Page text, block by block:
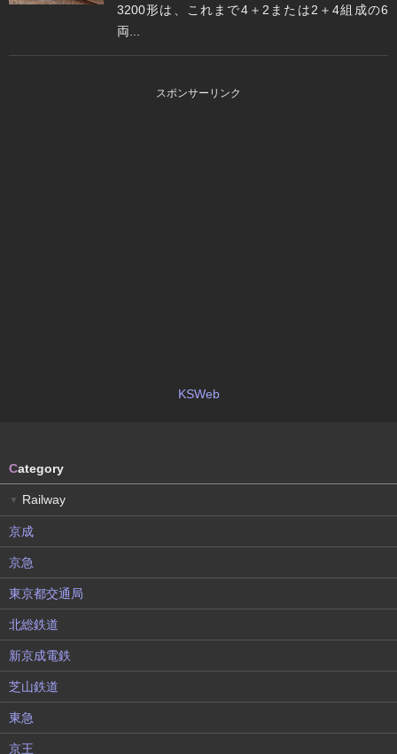
3200形は、これまで4＋2または2＋4組成の6
両...
スポンサーリンク
KSWeb
Category
▼ Railway
京成
京急
東京都交通局
北総鉄道
新京成電鉄
芝山鉄道
東急
京王